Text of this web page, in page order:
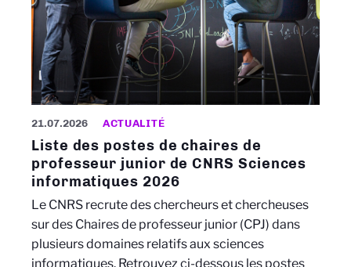
21.07.2026 ACTUALITÉ
Liste des postes de chaires de
professeur junior de CNRS Sciences
informatiques 2026
Le CNRS recrute des chercheurs et chercheuses
sur des Chaires de professeur junior (CPJ) dans
plusieurs domaines relatifs aux sciences
informatiques. Retrouvez ci-dessous les postes